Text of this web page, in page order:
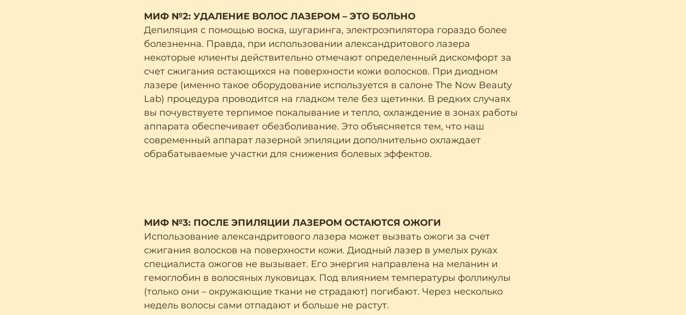
МИФ №2: УДАЛЕНИЕ ВОЛОС ЛАЗЕРОМ – ЭТО БОЛЬНО
Депиляция с помощью воска, шугаринга, электроэпилятора гораздо более
болезненна. Правда, при использовании александритового лазера
некоторые клиенты действительно отмечают определенный дискомфорт за
счет сжигания остающихся на поверхности кожи волосков. При диодном
лазере (именно такое оборудование используется в салоне The Now Beauty
Lab) процедура проводится на гладком теле без щетинки. В редких случаях
вы почувствуете терпимое покалывание и тепло, охлаждение в зонах работы
аппарата обеспечивает обезболивание. Это объясняется тем, что наш
современный аппарат лазерной эпиляции дополнительно охлаждает
обрабатываемые участки для снижения болевых эффектов.
МИФ №3: ПОСЛЕ ЭПИЛЯЦИИ ЛАЗЕРОМ ОСТАЮТСЯ ОЖОГИ
Использование александритового лазера может вызвать ожоги за счет
сжигания волосков на поверхности кожи. Диодный лазер в умелых руках
специалиста ожогов не вызывает. Его энергия направлена на меланин и
гемоглобин в волосяных луковицах. Под влиянием температуры фолликулы
(только они – окружающие ткани не страдают) погибают. Через несколько
недель волосы сами отпадают и больше не растут.